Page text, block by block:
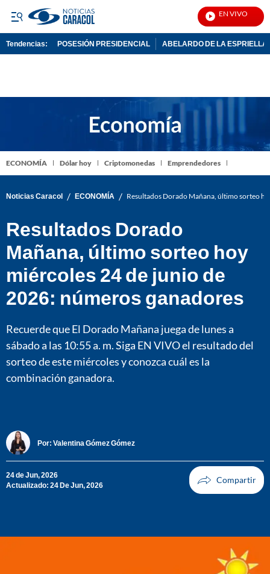
EN VIVO
Tendencias: POSESIÓN PRESIDENCIAL ABELARDO DE LA ESPRIELLA
ECONOMÍA Dólar hoy Criptomonedas Emprendedores
Noticias Caracol / ECONOMÍA / Resultados Dorado Mañana, último sorteo
Resultados Dorado
Mañana, último sorteo hoy
miércoles 24 de junio de
2026: números ganadores
Recuerde que El Dorado Mañana juega de lunes a
sábado a las 10:55 a. m. Siga EN VIVO el resultado del
sorteo de este miércoles y conozca cuál es la
combinación ganadora.
Por: Valentina Gómez Gómez
24 de Jun, 2026
Actualizado: 24 De Jun, 2026